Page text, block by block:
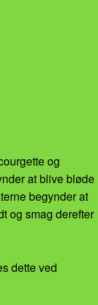
og
at blive bløde
begynder at
og smag derefter
dette ved